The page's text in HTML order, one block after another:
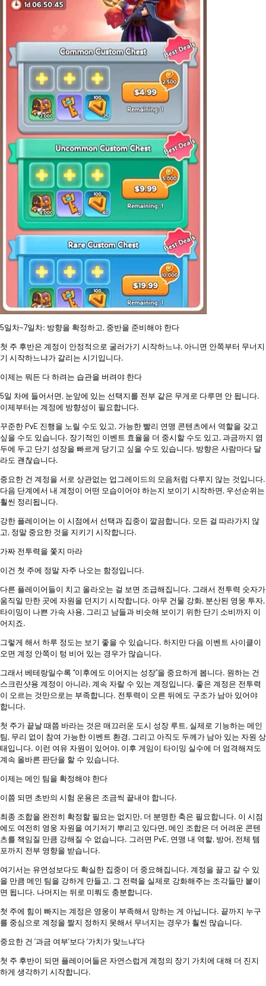
5일차~7일차: 방향을 확정하고, 중반을 준비해야 한다
첫 주 후반은 계정이 안정적으로 굴러가기 시작하느냐, 아니면 안쪽부터 무너지
기 시작하느냐가 갈리는 시기입니다.
이제는 뭐든 다 하려는 습관을 버려야 한다
5일 차에 들어서면, 눈앞에 있는 선택지를 전부 같은 무게로 다루면 안 됩니다.
이제부터는 계정에 방향성이 필요합니다.
꾸준한 PvE 진행을 노릴 수도 있고, 가능한 빨리 연맹 콘텐츠에서 역할을 갖고
싶을 수도 있습니다. 장기적인 이벤트 효율을 더 중시할 수도 있고, 과금까지 염
두에 두고 단기 성장을 빠르게 당기고 싶을 수도 있습니다. 방향은 사람마다 달
라도 괜찮습니다.
중요한 건 계정을 서로 상관없는 업그레이드의 모음처럼 다루지 않는 것입니다.
다음 단계에서 내 계정이 어떤 모습이어야 하는지 보이기 시작하면, 우선순위는
훨씬 정리됩니다.
강한 플레이어는 이 시점에서 선택과 집중이 깔끔합니다. 모든 걸 따라가지 않
고, 정말 중요한 것을 지키기 시작합니다.
가짜 전투력을 쫓지 마라
이건 첫 주에 정말 자주 나오는 함정입니다.
다른 플레이어들이 치고 올라오는 걸 보면 조급해집니다. 그래서 전투력 숫자가
움직일 만한 곳에 자원을 던지기 시작합니다. 아무 건물 강화, 분산된 영웅 투자,
타이밍이 나쁜 가속 사용, 그리고 남들과 비슷해 보이기 위한 단기 소비까지 이
어지죠.
그렇게 해서 하루 정도는 보기 좋을 수 있습니다. 하지만 다음 이벤트 사이클이
오면 계정 안쪽이 텅 비어 있는 경우가 많습니다.
그래서 베테랑일수록 “이후에도 이어지는 성장”을 중요하게 봅니다. 원하는 건
스크린샷용 계정이 아니라, 계속 자랄 수 있는 계정입니다. 좋은 계정은 전투력
이 오르는 것만으로는 부족합니다. 전투력이 오른 뒤에도 구조가 남아 있어야
합니다.
첫 주가 끝날 때쯤 바라는 것은 매끄러운 도시 성장 루트, 실제로 기능하는 메인
팀, 무리 없이 참여 가능한 이벤트 환경, 그리고 아직도 두께가 남아 있는 자원 상
태입니다. 이런 여유 자원이 있어야, 이후 게임이 타이밍 실수에 더 엄격해져도
계속 올바른 판단을 할 수 있습니다.
이제는 메인 팀을 확정해야 한다
이쯤 되면 초반의 시험 운용은 조금씩 끝내야 합니다.
최종 조합을 완전히 확정할 필요는 없지만, 더 분명한 축은 필요합니다. 이 시점
에도 여전히 영웅 자원을 여기저기 뿌리고 있다면, 메인 조합은 더 어려운 콘텐
츠를 책임질 만큼 강해질 수 없습니다. 그러면 PvE, 연맹 내 역할, 방어, 전체 템
포까지 전부 영향을 받습니다.
여기서는 유연성보다도 확실한 집중이 더 중요해집니다. 계정을 끌고 갈 수 있
을 만큼 메인 팀을 강하게 만들고, 그 전력을 실제로 강화해주는 조각들만 붙이
면 됩니다. 나머지는 뒤로 미뤄도 충분합니다.
첫 주에 힘이 빠지는 계정은 영웅이 부족해서 망하는 게 아닙니다. 끝까지 누구
를 중심으로 계정을 짤지 정하지 못해서 무너지는 경우가 훨씬 많습니다.
중요한 건 ‘과금 여부’보다 ‘가치가 맞느냐’다
첫 주 후반이 되면 플레이어들은 자연스럽게 계정의 장기 가치에 대해 더 진지
하게 생각하기 시작합니다.